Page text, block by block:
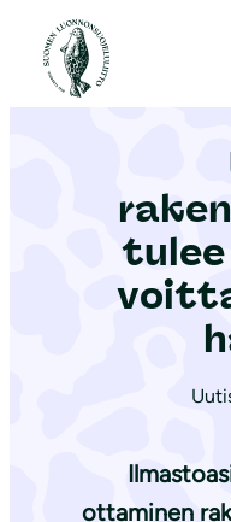
Etusivu
ottaminen